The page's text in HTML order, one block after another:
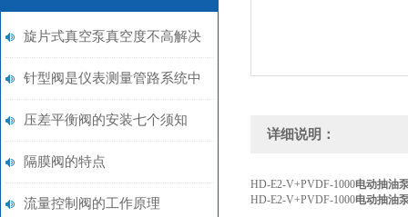
旋片式真空泵真空度不高解决
方法
针型阀是仪表测量管路系统中
重要组成部分
压差平衡阀的安装七个须知
隔膜阀的特点
流量控制阀的工作原理
详细说明：
HD-E2-V+PVDF-1000电动抽油
HD-E2-V+PVDF-1000电动抽油